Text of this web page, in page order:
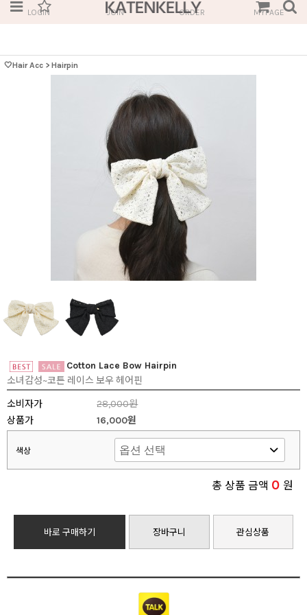
LOGIN JOIN ORDER MYPAGE
🤍Hair Acc > Hairpin
Cotton Lace Bow Hairpin
소녀감성~코튼 레이스 보우 헤어핀
소비자가
28,000원
상품가
16,000원
색상
총 상품 금액 0 원
바로 구매하기 장바구니 관심상품